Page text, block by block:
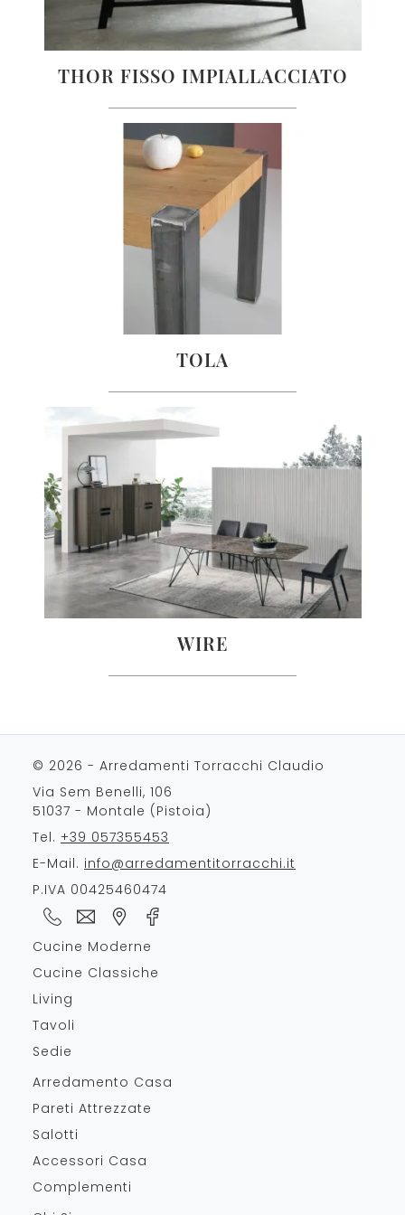
THOR FISSO IMPIALLACCIATO
TOLA
WIRE
© 2026 - Arredamenti Torracchi Claudio
Via Sem Benelli, 106
51037 - Montale (Pistoia)
Tel. +39 057355453
E-Mail. info@arredamentitorracchi.it
P.IVA 00425460474
Cucine Moderne
Cucine Classiche
Living
Tavoli
Sedie
Arredamento Casa
Pareti Attrezzate
Salotti
Accessori Casa
Complementi